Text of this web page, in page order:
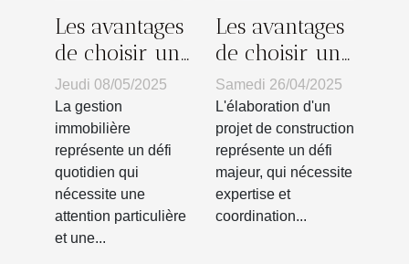
Les avantages
de choisir un
syndic de
copropriété
local pour
votre gestion
immobilière
Jeudi 08/05/2025
La gestion
immobilière
représente un défi
quotidien qui
nécessite une
attention particulière
et une...
Les avantages
de choisir un
maître
d'œuvre pour
votre projet
de
construction
Samedi 26/04/2025
L'élaboration d'un
projet de construction
représente un défi
majeur, qui nécessite
expertise et
coordination...